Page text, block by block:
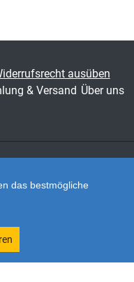
ausüben
& Versand Über uns
das bestmögliche